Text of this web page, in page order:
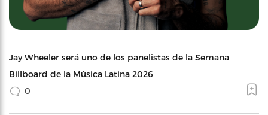
Jay Wheeler será uno de los panelistas de la Semana
Billboard de la Música Latina 2026
0